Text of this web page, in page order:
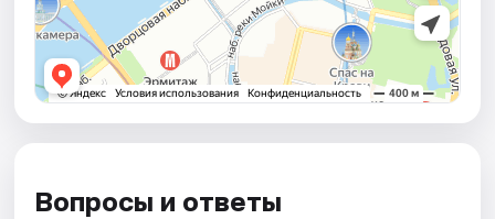
Вопросы и ответы